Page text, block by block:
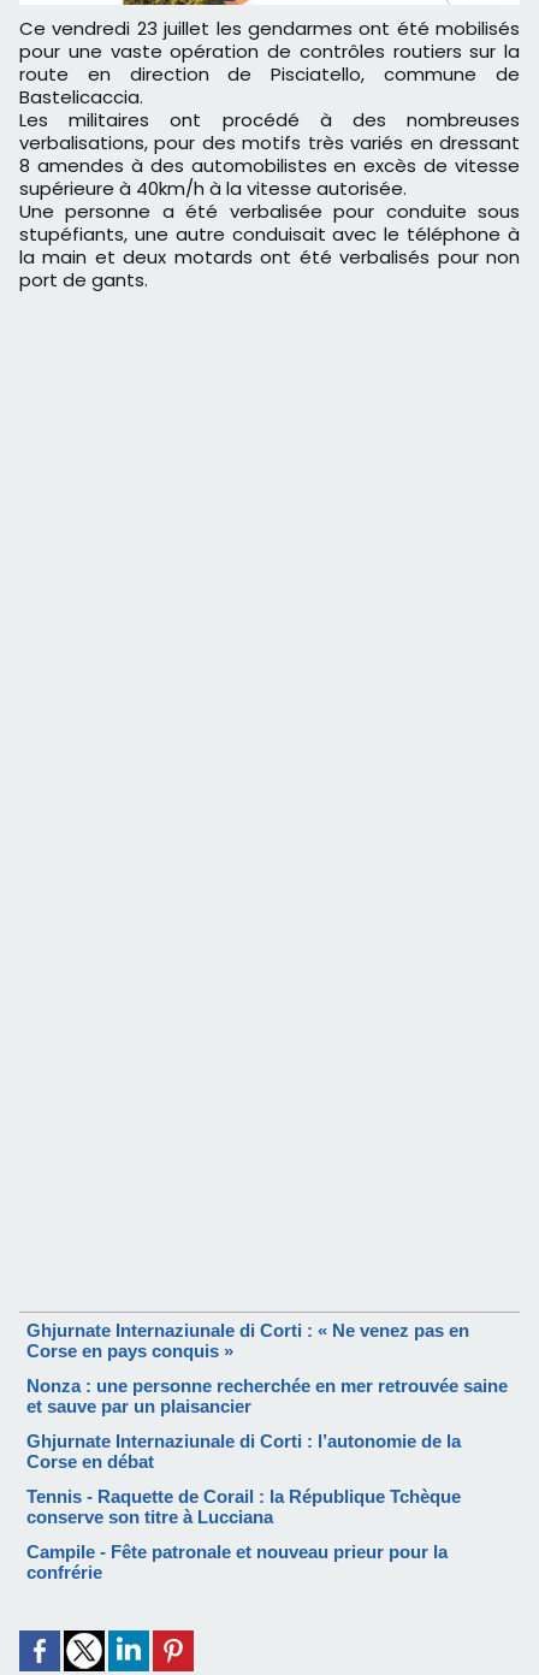
Ce vendredi 23 juillet les gendarmes ont été mobilisés
pour une vaste opération de contrôles routiers sur la
route en direction de Pisciatello, commune de
Bastelicaccia.
Les militaires ont procédé à des nombreuses
verbalisations, pour des motifs très variés en dressant
8 amendes à des automobilistes en excès de vitesse
supérieure à 40km/h à la vitesse autorisée.
Une personne a été verbalisée pour conduite sous
stupéfiants, une autre conduisait avec le téléphone à
la main et deux motards ont été verbalisés pour non
port de gants.
Ghjurnate Internaziunale di Corti : « Ne venez pas en
Corse en pays conquis »
Nonza : une personne recherchée en mer retrouvée saine
et sauve par un plaisancier
Ghjurnate Internaziunale di Corti : l’autonomie de la
Corse en débat
Tennis - Raquette de Corail : la République Tchèque
conserve son titre à Lucciana
Campile - Fête patronale et nouveau prieur pour la
confrérie